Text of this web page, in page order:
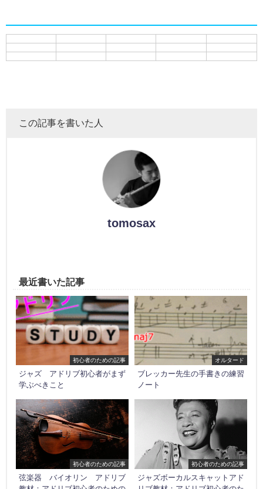
この記事を書いた人
tomosax
最近書いた記事
初心者のための記事
ジャズ アドリブ初心者がまず
学ぶべきこと
オルタード
ブレッカー先生の手書きの練習
ノート
初心者のための記事
弦楽器 バイオリン アドリブ
初心者のための記事
ジャズボーカルスキャットアド